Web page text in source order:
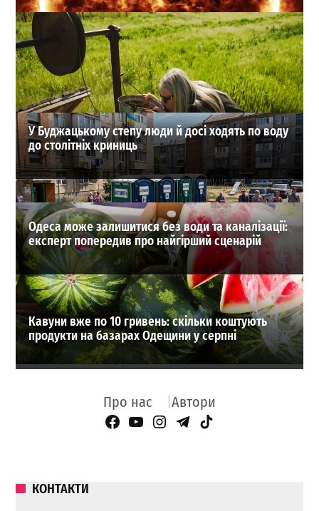
Магнітні бурі 4 серпня: чого чекати метеочутливим у
вівторок
04-08-2026 в 05:41
ВИБІР РЕДАКЦІЇ
У Буджацькому степу люди й досі ходять по воду
до столітніх криниць
Одеса може залишитися без води та каналізації:
експерт попередив про найгірший сценарій
Кавуни вже по 10 гривень: скільки коштують
продукти на базарах Одещини у серпні
Про нас Автори
Facebook Page
YouTube
Instagram
Telegram
TikTok
КОНТАКТИ